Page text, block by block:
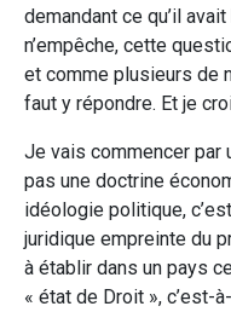
demandant ce qu’il
n’empêche, cette
et comme plusieurs de
faut y répondre. Et je
Je vais commencer par
pas une doctrine
idéologie politique,
juridique empreinte du
à établir dans un pays
« état de Droit », c’est-